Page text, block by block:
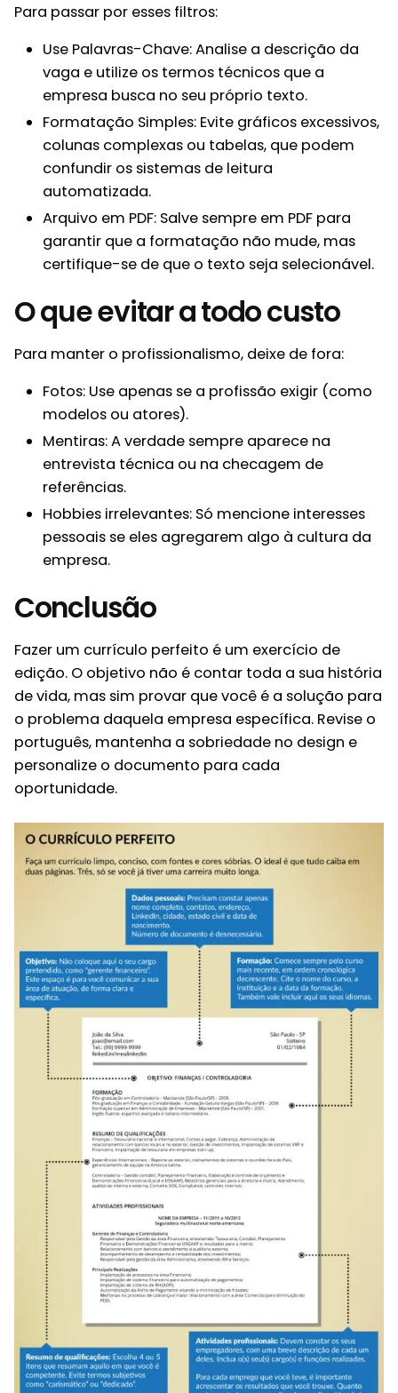
Para passar por esses filtros:
Use Palavras-Chave: Analise a descrição da
vaga e utilize os termos técnicos que a
empresa busca no seu próprio texto.
Formatação Simples: Evite gráficos excessivos,
colunas complexas ou tabelas, que podem
confundir os sistemas de leitura
automatizada.
Arquivo em PDF: Salve sempre em PDF para
garantir que a formatação não mude, mas
certifique-se de que o texto seja selecionável.
O que evitar a todo custo
Para manter o profissionalismo, deixe de fora:
Fotos: Use apenas se a profissão exigir (como
modelos ou atores).
Mentiras: A verdade sempre aparece na
entrevista técnica ou na checagem de
referências.
Hobbies irrelevantes: Só mencione interesses
pessoais se eles agregarem algo à cultura da
empresa.
Conclusão
Fazer um currículo perfeito é um exercício de
edição. O objetivo não é contar toda a sua história
de vida, mas sim provar que você é a solução para
o problema daquela empresa específica. Revise o
português, mantenha a sobriedade no design e
personalize o documento para cada
oportunidade.